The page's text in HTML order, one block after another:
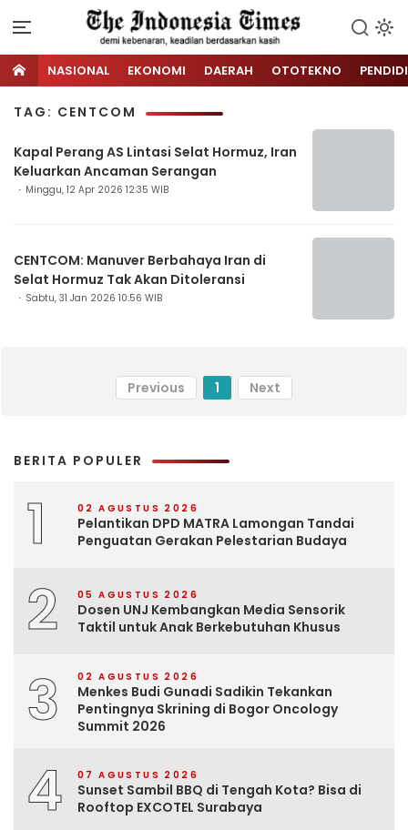
NASIONAL EKONOMI DAERAH OTOTEKNO
TAG: CENTCOM
Kapal Perang AS Lintasi Selat Hormuz, Iran
Keluarkan Ancaman Serangan
Minggu, 12 Apr 2026 12:35 WIB
CENTCOM: Manuver Berbahaya Iran di
Selat Hormuz Tak Akan Ditoleransi
Sabtu, 31 Jan 2026 10:56 WIB
Previous 1 Next
BERITA POPULER
1 02 AGUSTUS 2026
Pelantikan DPD MATRA Lamongan Tandai
Penguatan Gerakan Pelestarian Budaya
2 05 AGUSTUS 2026
Dosen UNJ Kembangkan Media Sensorik
Taktil untuk Anak Berkebutuhan Khusus
3 02 AGUSTUS 2026
Menkes Budi Gunadi Sadikin Tekankan
Pentingnya Skrining di Bogor Oncology
Summit 2026
4 07 AGUSTUS 2026
Sunset Sambil BBQ di Tengah Kota? Bisa di
Rooftop EXCOTEL Surabaya